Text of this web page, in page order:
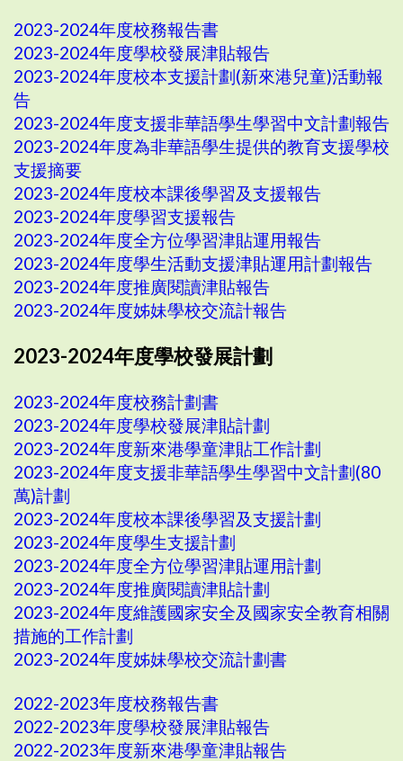
2023-2024年度校務報告書
2023-2024年度學校發展津貼報告
2023-2024年度校本支援計劃(新來港兒童)活動報
告
2023-2024年度支援非華語學生學習中文計劃報告
2023-2024年度為非華語學生提供的教育支援學校
支援摘要
2023-2024年度校本課後學習及支援報告
2023-2024年度學習支援報告
2023-2024年度全方位學習津貼運用報告
2023-2024年度學生活動支援津貼運用計劃報告
2023-2024年度推廣閱讀津貼報告
2023-2024年度姊妹學校交流計報告
2023-2024年度學校發展計劃
2023-2024年度校務計劃書
2023-2024年度學校發展津貼計劃
2023-2024年度新來港學童津貼工作計劃
2023-2024年度支援非華語學生學習中文計劃(80
萬)計劃
2023-2024年度校本課後學習及支援計劃
2023-2024年度學生支援計劃
2023-2024年度全方位學習津貼運用計劃
2023-2024年度推廣閱讀津貼計劃
2023-2024年度維護國家安全及國家安全教育相關
措施的工作計劃
2023-2024年度姊妹學校交流計劃書
2022-2023年度校務報告書
2022-2023年度學校發展津貼報告
2022-2023年度新來港學童津貼報告